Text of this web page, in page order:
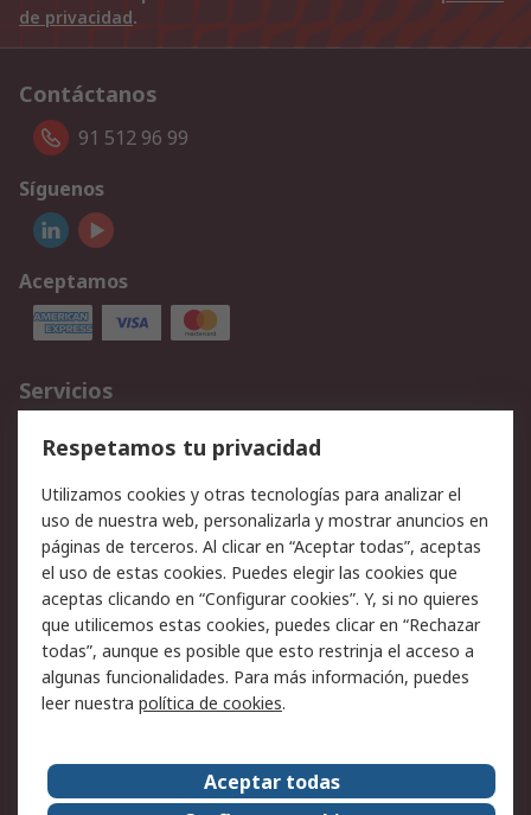
de privacidad.
Contáctanos
91 512 96 99
Síguenos
Aceptamos
Servicios
Cómo realizar pedidos
Devoluciones
Facturación y pago
Ofertas
Soporte técnico
Legal
Aviso legal
Política de privacidad -
Actualizada
Política sobre cookies
Seguridad de emails
Certificaciones de
Condiciones de venta
Acerca de RS
Respetamos tu privacidad
Utilizamos cookies y otras tecnologías para analizar el
uso de nuestra web, personalizarla y mostrar anuncios en
páginas de terceros. Al clicar en “Aceptar todas”, aceptas
el uso de estas cookies. Puedes elegir las cookies que
aceptas clicando en “Configurar cookies”. Y, si no quieres
que utilicemos estas cookies, puedes clicar en “Rechazar
todas”, aunque es posible que esto restrinja el acceso a
algunas funcionalidades. Para más información, puedes
leer nuestra política de cookies.
Aceptar todas